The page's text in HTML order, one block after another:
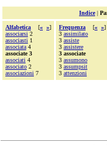
Indice|
Alfabetica [« »]
associarsi 2
associasti 1
associata 4
associate 3
associati 4
associato 2
associazioni 7
Frequenza [« »]
3 assimilato
3 assiste
3 assistere
3 associate
3 assumono
3 assumpsit
3 attenzioni